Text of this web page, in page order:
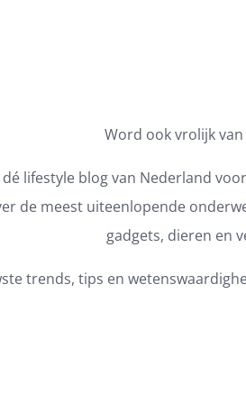
Word ook vrolijk
lifestyle blog van Nederland
de meest uiteenlopende
gadgets, dieren en
trends, tips en